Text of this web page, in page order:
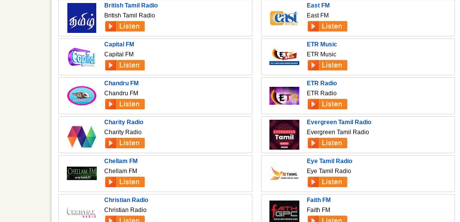
British Tamil Radio
British Tamil Radio
Capital FM
Capital FM
Chandru FM
Chandru FM
Charity Radio
Charity Radio
Chellam FM
Chellam FM
Christian Radio
Christian Radio
East FM
East FM
ETR Music
ETR Music
ETR Radio
ETR Radio
Evergreen Tamil Radio
Evergreen Tamil Radio
Eye Tamil Radio
Eye Tamil Radio
Faith FM
Faith FM